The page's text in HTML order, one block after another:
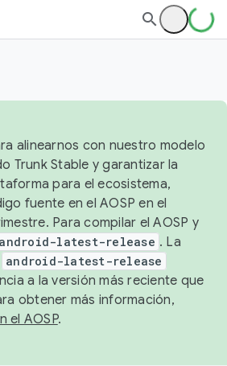
alinearnos con nuestro modelo
Trunk Stable y garantizar la
para el ecosistema,
fuente en el AOSP en el
Para compilar el AOSP y
android-latest-release . La
android-latest-release
a la versión más reciente que
obtener más información,
el AOSP.